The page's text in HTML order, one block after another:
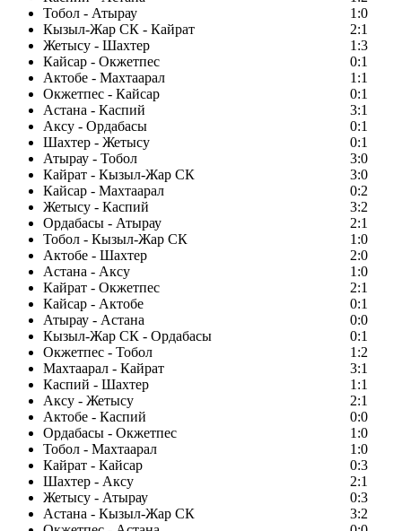
Тобол - Атырау
1:0
Кызыл-Жар СК - Кайрат
2:1
Жетысу - Шахтер
1:3
Кайсар - Окжетпес
0:1
Актобе - Махтаарал
1:1
Окжетпес - Кайсар
0:1
Астана - Каспий
3:1
Аксу - Ордабасы
0:1
Шахтер - Жетысу
0:1
Атырау - Тобол
3:0
Кайрат - Кызыл-Жар СК
3:0
Кайсар - Махтаарал
0:2
Жетысу - Каспий
3:2
Ордабасы - Атырау
2:1
Тобол - Кызыл-Жар СК
1:0
Актобе - Шахтер
2:0
Астана - Аксу
1:0
Кайрат - Окжетпес
2:1
Кайсар - Актобе
0:1
Атырау - Астана
0:0
Кызыл-Жар СК - Ордабасы
0:1
Окжетпес - Тобол
1:2
Махтаарал - Кайрат
3:1
Каспий - Шахтер
1:1
Аксу - Жетысу
2:1
Актобе - Каспий
0:0
Ордабасы - Окжетпес
1:0
Тобол - Махтаарал
1:0
Кайрат - Кайсар
0:3
Шахтер - Аксу
2:1
Жетысу - Атырау
0:3
Астана - Кызыл-Жар СК
3:2